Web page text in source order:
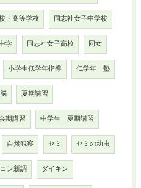
・高等学校 同志社女子中学校
学 同志社女子高校 同女
小学生低学年指導 低学年 塾
夏期講習
期講習 中学生 夏期講習
自然観察 セミ セミの幼虫
ン新調 ダイキン